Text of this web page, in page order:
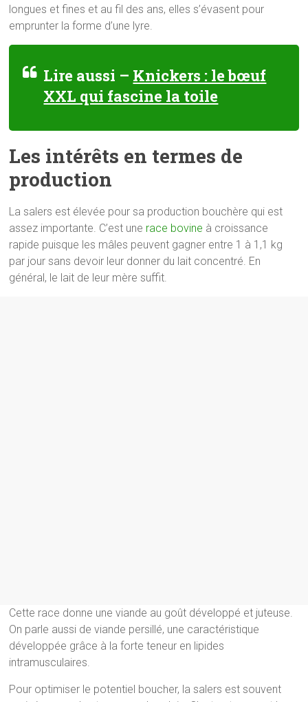
longues et fines et au fil des ans, elles s’évasent pour
emprunter la forme d’une lyre.
Lire aussi – Knickers : le bœuf
XXL qui fascine la toile
Les intérêts en termes de
production
La salers est élevée pour sa production bouchère qui est
assez importante. C’est une race bovine à croissance
rapide puisque les mâles peuvent gagner entre 1 à 1,1 kg
par jour sans devoir leur donner du lait concentré. En
général, le lait de leur mère suffit.
Cette race donne une viande au goût développé et juteuse.
On parle aussi de viande persillé, une caractéristique
développée grâce à la forte teneur en lipides
intramusculaires.
Pour optimiser le potentiel boucher, la salers est souvent